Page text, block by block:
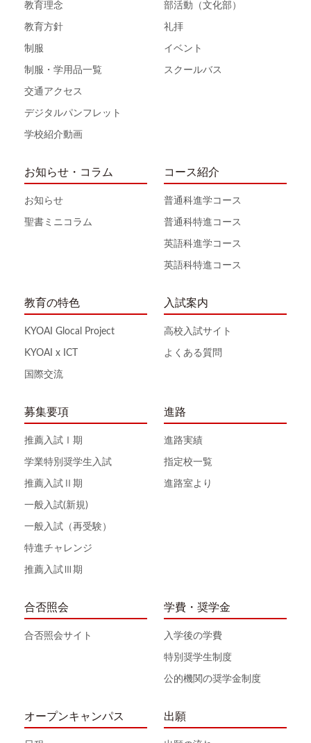
教育理念
教育方針
制服
制服・学用品一覧
交通アクセス
デジタルパンフレット
学校紹介動画
部活動（文化部）
礼拝
イベント
スクールバス
お知らせ・コラム
お知らせ
聖書ミニコラム
コース紹介
普通科進学コース
普通科特進コース
英語科進学コース
英語科特進コース
教育の特色
KYOAI Glocal Project
KYOAI x ICT
国際交流
入試案内
高校入試サイト
よくある質問
募集要項
推薦入試Ⅰ期
学業特別奨学生入試
推薦入試Ⅱ期
一般入試(新規)
一般入試（再受験）
特進チャレンジ
推薦入試Ⅲ期
進路
進路実績
指定校一覧
進路室より
合否照会
合否照会サイト
学費・奨学金
入学後の学費
特別奨学生制度
公的機関の奨学金制度
オープンキャンパス 出願